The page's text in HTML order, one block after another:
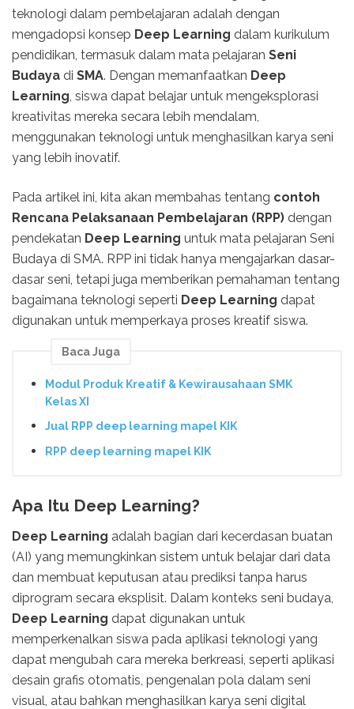
teknologi dalam pembelajaran adalah dengan
mengadopsi konsep Deep Learning dalam kurikulum
pendidikan, termasuk dalam mata pelajaran Seni
Budaya di SMA. Dengan memanfaatkan Deep
Learning, siswa dapat belajar untuk mengeksplorasi
kreativitas mereka secara lebih mendalam,
menggunakan teknologi untuk menghasilkan karya seni
yang lebih inovatif.
Pada artikel ini, kita akan membahas tentang contoh
Rencana Pelaksanaan Pembelajaran (RPP) dengan
pendekatan Deep Learning untuk mata pelajaran Seni
Budaya di SMA. RPP ini tidak hanya mengajarkan dasar-
dasar seni, tetapi juga memberikan pemahaman tentang
bagaimana teknologi seperti Deep Learning dapat
digunakan untuk memperkaya proses kreatif siswa.
Baca Juga
Modul Produk Kreatif & Kewirausahaan SMK
Kelas XI
Jual RPP deep learning mapel KIK
RPP deep learning mapel KIK
Apa Itu Deep Learning?
Deep Learning adalah bagian dari kecerdasan buatan
(AI) yang memungkinkan sistem untuk belajar dari data
dan membuat keputusan atau prediksi tanpa harus
diprogram secara eksplisit. Dalam konteks seni budaya,
Deep Learning dapat digunakan untuk
memperkenalkan siswa pada aplikasi teknologi yang
dapat mengubah cara mereka berkreasi, seperti aplikasi
desain grafis otomatis, pengenalan pola dalam seni
visual, atau bahkan menghasilkan karya seni digital